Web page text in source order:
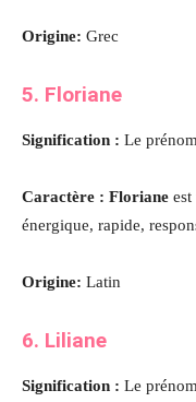
Origine: Grec
5. Floriane
Signification : Le prénom
Caractère : Floriane est
énergique, rapide,
Origine: Latin
6. Liliane
Signification : Le prénom